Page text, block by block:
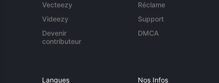
Vecteezy
Videezy
Devenir
contributeur
Réclame
Support
DMCA
Langues Nos Infos